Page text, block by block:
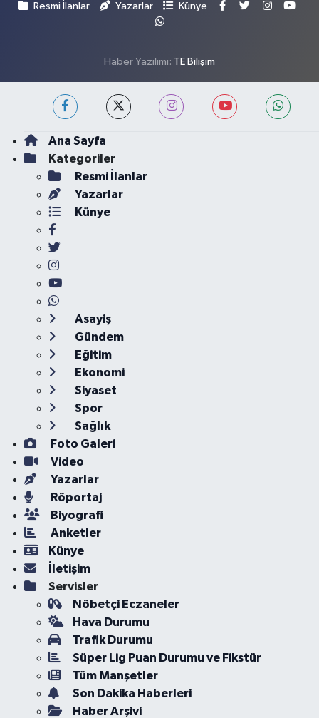
Resmi İlanlar Yazarlar Künye
Haber Yazılımı: TE Bilişim
Ana Sayfa
Kategoriler
Resmi İlanlar
Yazarlar
Künye
Asayiş
Gündem
Eğitim
Ekonomi
Siyaset
Spor
Sağlık
Foto Galeri
Video
Yazarlar
Röportaj
Biyografi
Anketler
Künye
İletişim
Servisler
Nöbetçi Eczaneler
Hava Durumu
Trafik Durumu
Süper Lig Puan Durumu ve Fikstür
Tüm Manşetler
Son Dakika Haberleri
Haber Arşivi